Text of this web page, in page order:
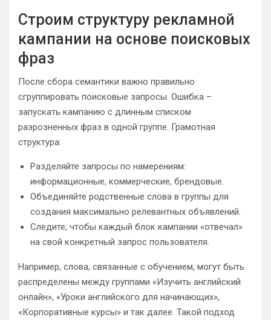
Строим структуру рекламной
кампании на основе поисковых
фраз
После сбора семантики важно правильно
сгруппировать поисковые запросы. Ошибка –
запускать кампанию с длинным списком
разрозненных фраз в одной группе. Грамотная
структура:
Разделяйте запросы по намерениям:
информационные, коммерческие, брендовые.
Объединяйте родственные слова в группы для
создания максимально релевантных объявлений.
Следите, чтобы каждый блок кампании «отвечал»
на свой конкретный запрос пользователя.
Например, слова, связанные с обучением, могут быть
распределены между группами «Изучить английский
онлайн», «Уроки английского для начинающих»,
«Корпоративные курсы» и так далее. Такой подход